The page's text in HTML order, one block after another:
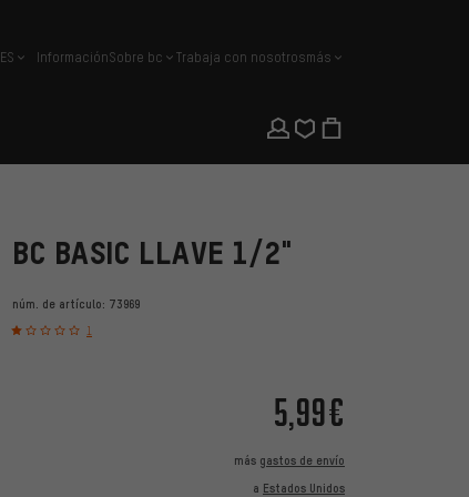
español
ES InformaciónSobre bc Trabaja con nosotrosmás
BC BASIC LLAVE 1/2"
núm. de artículo: 73969
1
5,99€
más gastos de envío
a Estados Unidos